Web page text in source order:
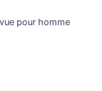
pour homme